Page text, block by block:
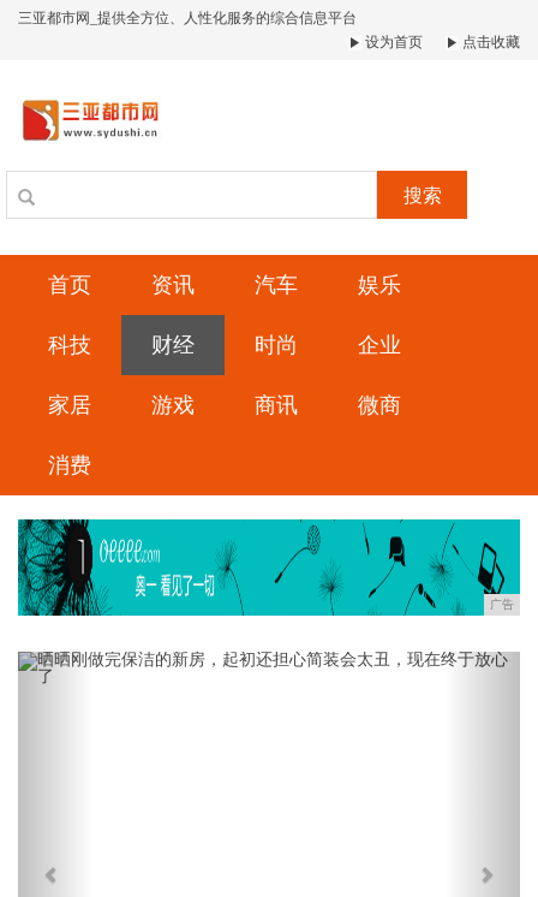
三亚都市网_提供全方位、人性化服务的综合信息平台
设为首页
点击收藏
搜索
首页 资讯 汽车 娱乐
科技 财经 时尚 企业
家居 游戏 商讯 微商
消费
广告
Previous Next